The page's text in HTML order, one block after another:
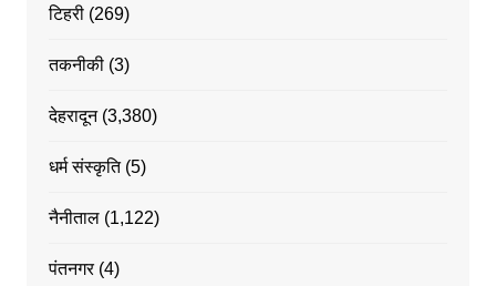
टिहरी(269)
तकनीकी(3)
देहरादून(3,380)
धर्म संस्कृति(5)
नैनीताल(1,122)
पंतनगर(4)